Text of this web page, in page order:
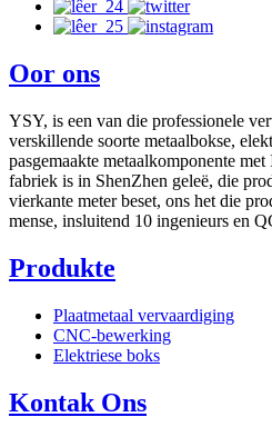
Oor ons
YSY, is een van die professionele
verskillende soorte metaalbokse,
pasgemaakte metaalkomponente
fabriek is in ShenZhen geleë, die
vierkante meter beset, ons het die
mense, insluitend 10 ingenieurs en
Produkte
Plaatmetaal vervaardiging
CNC-bewerking
Elektriese boks
Kontak Ons